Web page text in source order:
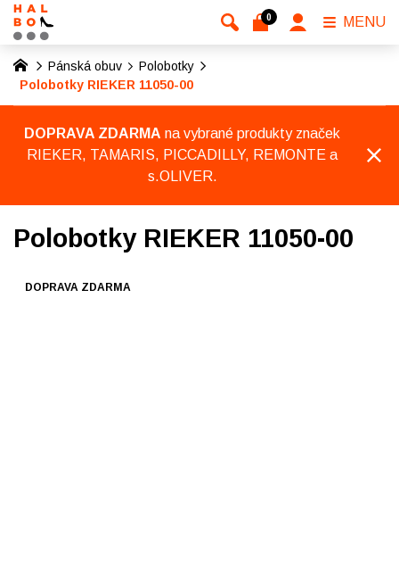
Pánská obuv
Polobotky
Polobotky RIEKER 11050-00
DOPRAVA ZDARMA na vybrané produkty značek
RIEKER, TAMARIS, PICCADILLY, REMONTE a
s.OLIVER.
Polobotky RIEKER 11050-00
DOPRAVA ZDARMA
0 MENU